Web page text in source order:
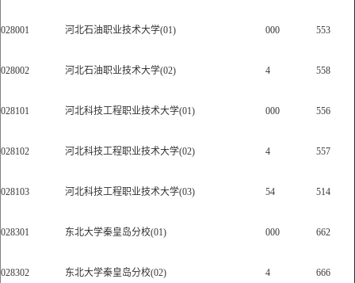
028001 河北石油职业技术大学(01) 000 553
028002 河北石油职业技术大学(02) 4 558
028101 河北科技工程职业技术大学(01) 000 556
028102 河北科技工程职业技术大学(02) 4 557
028103 河北科技工程职业技术大学(03) 54 514
028301 东北大学秦皇岛分校(01) 000 662
028302 东北大学秦皇岛分校(02) 4 666